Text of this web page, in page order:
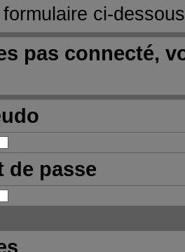
ci-
pas connecté,
de passe